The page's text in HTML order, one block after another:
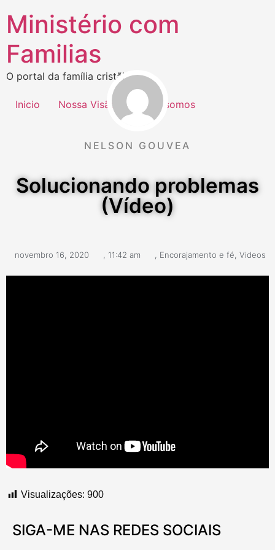
Ministério com
Familias
O portal da família cristã!
Inicio Nossa Visão Quem somos
NELSON GOUVEA
Solucionando problemas
(Vídeo)
novembro 16, 2020 , 11:42 am , Encorajamento e fé, Videos
Visualizações: 900
SIGA-ME NAS REDES SOCIAIS